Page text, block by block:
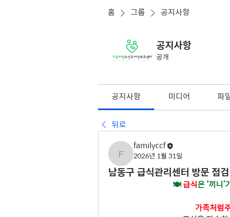
홈 그룹 공지사항
공지사항
공개
공지사항 미디어 파
뒤로
familyccf
familyccf
2026년 1월 31일
남동구 급식관리센터 방문 점
🍽 급식은 ‘끼니’
가족처럼